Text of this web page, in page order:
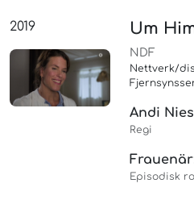
2019 Um
NDF
Nettverk/
Andi
Regi
Episodisk